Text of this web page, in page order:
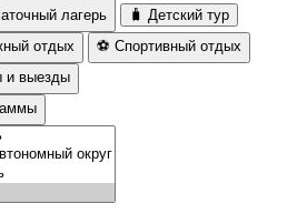
лагерь
🧳 Детский тур
отдых
⚽ Спортивный отдых
и выезды